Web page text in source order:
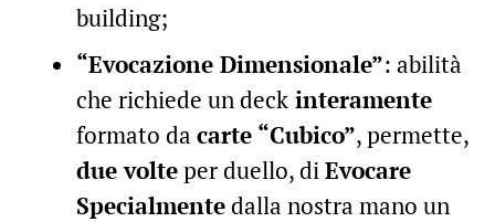
building;
“Evocazione Dimensionale”: abilità
che richiede un deckinteramente
formato da carte “Cubico”, permette,
due volteper duello, diEvocare
Specialmentedalla nostra mano un